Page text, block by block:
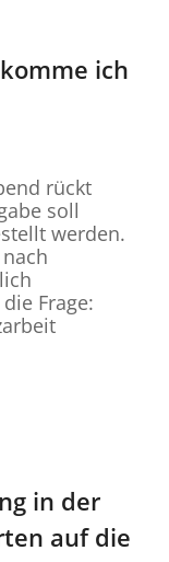
ich
rückt
soll
werden.
Frage:
in der
auf die